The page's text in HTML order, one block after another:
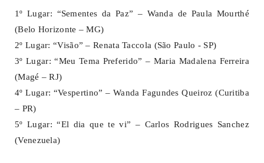
1º Lugar: “Sementes da Paz” – Wanda de Paula Mourthé
(Belo Horizonte – MG)
2º Lugar: “Visão” – Renata Taccola (São Paulo - SP)
3º Lugar: “Meu Tema Preferido” – Maria Madalena Ferreira
(Magé – RJ)
4º Lugar: “Vespertino” – Wanda Fagundes Queiroz (Curitiba
– PR)
5º Lugar: “El dia que te vi” – Carlos Rodrigues Sanchez
(Venezuela)